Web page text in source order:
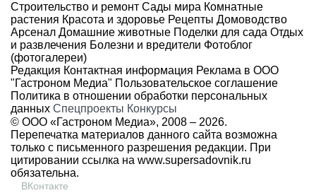
Строительство и ремонт Сады мира Комнатные
растения Красота и здоровье Рецепты Домоводство
Арсенал Домашние животные Поделки для сада Отдых
и развлечения Болезни и вредители Фотоблог
(фотогалереи)
Редакция Контактная информация Реклама в ООО
"Гастроном Медиа" Пользовательское соглашение
Политика в отношении обработки персональных
данных Спецпроекты Конкурсы
© ООО «Гастроном Медиа», 2008 – 2026.
Перепечатка материалов данного сайта возможна
только с письменного разрешения редакции. При
цитировании ссылка на www.supersadovnik.ru
обязательна.
ВКонтакте